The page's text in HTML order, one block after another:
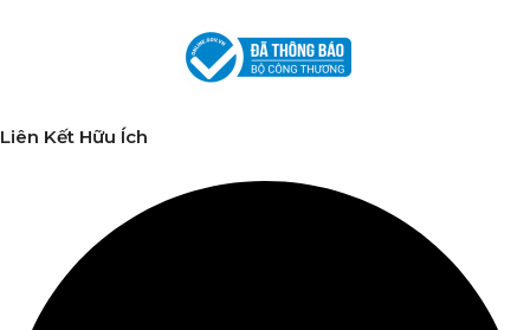
Liên Kết Hữu Ích